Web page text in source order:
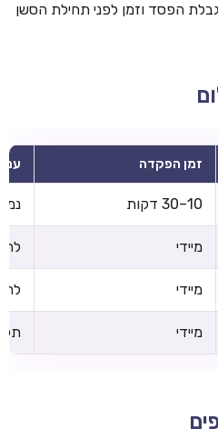
הפסד וזמן לפני תחילת הסשן
זמן הפקדה
10–30 דקות
מיידי
מיידי
מיידי